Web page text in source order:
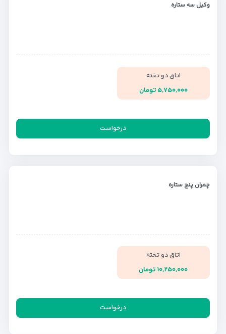
وکیل سه ستاره
اتاق دو تخته
۵,۷۵۰,۰۰۰ تومان
درخواست
چمران پنج ستاره
اتاق دو تخته
۱۰,۲۵۰,۰۰۰ تومان
درخواست